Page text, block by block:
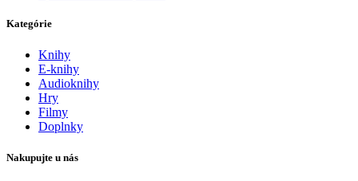
Kategórie
Knihy
E-knihy
Audioknihy
Hry
Filmy
Doplnky
Nakupujte u nás